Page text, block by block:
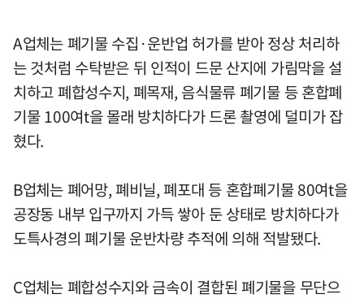
A업체는 폐기물 수집·운반업 허가를 받아 정상 처리하
는 것처럼 수탁받은 뒤 인적이 드문 산지에 가림막을 설
치하고 폐합성수지, 폐목재, 음식물류 폐기물 등 혼합폐
기물 100여t을 몰래 방치하다가 드론 촬영에 덜미가 잡
혔다.
B업체는 폐어망, 폐비닐, 폐포대 등 혼합폐기물 80여t을
공장동 내부 입구까지 가득 쌓아 둔 상태로 방치하다가
도특사경의 폐기물 운반차량 추적에 의해 적발됐다.
C업체는 폐합성수지와 금속이 결합된 폐기물을 무단으